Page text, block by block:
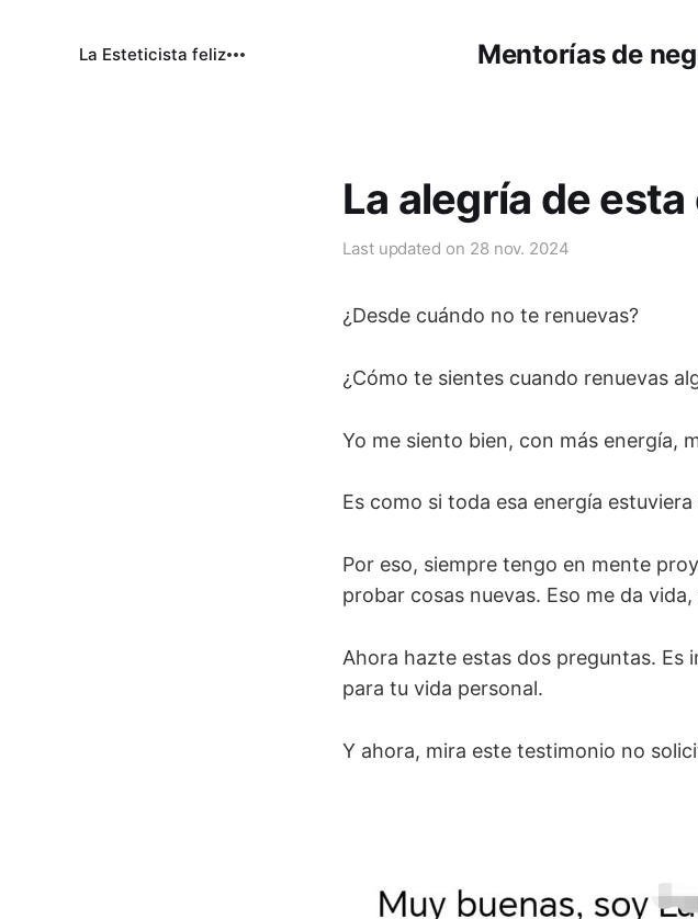
Mentorías de
La Esteticista feliz
La alegría de
Last updated on 28 nov. 2024
¿Desde cuándo no te renuevas?
¿Cómo te sientes cuando renuevas
Yo me siento bien, con más energía,
Es como si toda esa energía
Por eso, siempre tengo en mente
probar cosas nuevas. Eso me da
Ahora hazte estas dos preguntas. Es
para tu vida personal.
Y ahora, mira este testimonio no